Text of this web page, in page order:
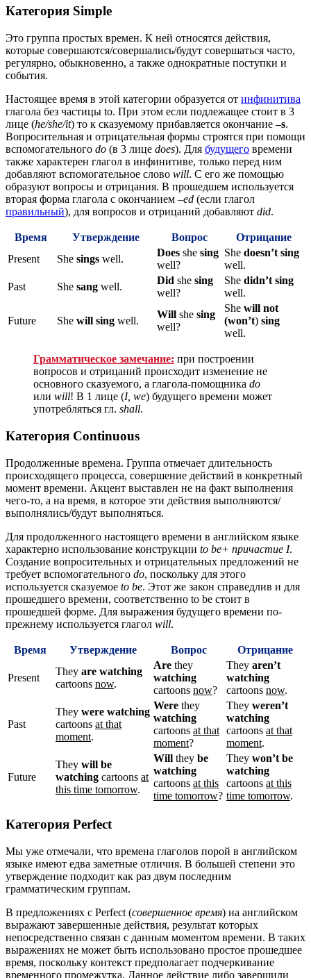
Категория Simple
Это группа простых времен. К ней относятся действия,
которые совершаются/совершались/будут совершаться часто,
регулярно, обыкновенно, а также однократные поступки и
события.
Настоящее время в этой категории образуется от инфинитива
глагола без частицы to. При этом если подлежащее стоит в 3
лице (he/she/it) то к сказуемому прибавляется окончание–s.
Вопросительная и отрицательная формы строятся при помощи
вспомогательного do (в 3 лице does). Для будущего времени
также характерен глагол в инфинитиве, только перед ним
добавляют вспомогательное слово will. С его же помощью
образуют вопросы и отрицания. В прошедшем используется
вторая форма глагола с окончанием –ed (если глагол
правильный), для вопросов и отрицаний добавляют did.
Время Утверждение Вопрос
Отрицание
Present
She sings well.
Does she sing
well?
She doesn’t sing
well.
Past
She sang well.
Did she sing
well?
She didn’t sing
well.
Future She will sing well.
Will she sing
well?
She will not
(won’t) sing
well.
Грамматическое замечание: при построении
вопросов и отрицаний происходит изменение не
основного сказуемого, а глагола-помощника do
или will! В 1 лице (I, we) будущего времени может
употребляться гл. shall.
Категория Continuous
Продолженные времена. Группа отмечает длительность
происходящего процесса, совершение действий в конкретный
момент времени. Акцент выставлен не на факт выполнения
чего-то, а на время, в которое эти действия выполняются/
выполнялись/будут выполняться.
Для продолженного настоящего времени в английском языке
характерно использование конструкции to be+ причастие I.
Создание вопросительных и отрицательных предложений не
требует вспомогательного do, поскольку для этого
используется сказуемое to be. Этот же закон справедлив и для
прошедшего времени, соответственно to be стоит в
прошедшей форме. Для выражения будущего времени по-
прежнему используется глагол will.
Время Утверждение Вопрос Отрицание
Present
They are watching
cartoons now.
Are they
watching
cartoons now?
They aren’t
watching
cartoons now.
Past
They were watching
cartoons at that
moment.
Were they
watching
cartoons at that
moment?
They weren’t
watching
cartoons at that
moment.
Future
They will be
watching cartoons at
this time tomorrow.
Will they be
watching
cartoons at this
time tomorrow?
They won’t be
watching
cartoons at this
time tomorrow.
Категория Perfect
Мы уже отмечали, что времена глаголов порой в английском
языке имеют едва заметные отличия. В большей степени это
утверждение подходит как раз двум последним
грамматическим группам.
В предложениях с Perfect (совершенное время) на английском
выражают завершенные действия, результат которых
непосредственно связан с данным моментом времени. В таких
выражениях не может быть использовано простое прошедшее
время, поскольку контекст предполагает подчеркивание
временного промежутка. Данное действие либо завершили